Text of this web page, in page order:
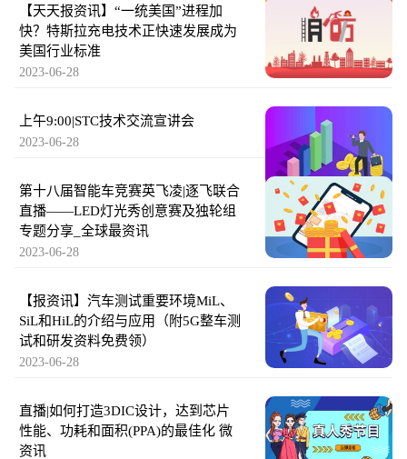
【天天报资讯】“一统美国”进程加
快？特斯拉充电技术正快速发展成为
美国行业标准
2023-06-28
上午9:00|STC技术交流宣讲会
2023-06-28
第十八届智能车竞赛英飞凌|逐飞联合
直播——LED灯光秀创意赛及独轮组
专题分享_全球最资讯
2023-06-28
【报资讯】汽车测试重要环境MiL、
SiL和HiL的介绍与应用（附5G整车测
试和研发资料免费领）
2023-06-28
直播|如何打造3DIC设计，达到芯片
性能、功耗和面积(PPA)的最佳化 微
资讯